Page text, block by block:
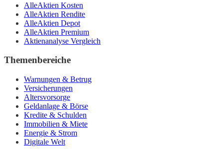
AlleAktien Kosten
AlleAktien Rendite
AlleAktien Depot
AlleAktien Premium
Aktienanalyse Vergleich
Themenbereiche
Warnungen & Betrug
Versicherungen
Altersvorsorge
Geldanlage & Börse
Kredite & Schulden
Immobilien & Miete
Energie & Strom
Digitale Welt